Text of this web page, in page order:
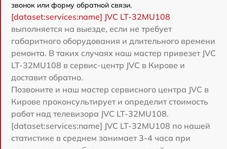
звонок или форму обратной связи.
[dataset:services:name] JVC LT-32MU108
выполняется на выезде, если не требует
габаритного оборудования и длительного времени
ремонта. В таких случаях наш мастер привезет JVC
LT-32MU108 в сервис-центр JVC в Кирове и
доставит обратно.
Позвоните и наш мастер сервисного центра JVC в
Кирове проконсультирует и определит стоимость
работ над телевизора JVC LT-32MU108.
[dataset:services:name] JVC LT-32MU108 по нашей
статистике в среднем занимает 3-4 часа при